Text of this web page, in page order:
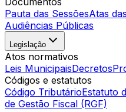
Pauta das SessõesAtas
Audiências Públicas
Legislação
Atos normativos
Leis MunicipaisDecretos
Códigos e estatutos
Código TributárioEstatuto
de Gestão Fiscal (RGF)